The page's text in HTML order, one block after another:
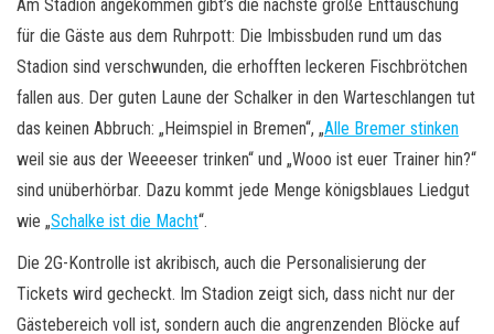
Am Stadion angekommen gibt’s die nächste große Enttäuschung
für die Gäste aus dem Ruhrpott: Die Imbissbuden rund um das
Stadion sind verschwunden, die erhofften leckeren Fischbrötchen
fallen aus. Der guten Laune der Schalker in den Warteschlangen tut
das keinen Abbruch: „Heimspiel in Bremen“, „Alle Bremer stinken
weil sie aus der Weeeeser trinken“ und „Wooo ist euer Trainer hin?“
sind unüberhörbar. Dazu kommt jede Menge königsblaues Liedgut
wie „Schalke ist die Macht“.
Die 2G-Kontrolle ist akribisch, auch die Personalisierung der
Tickets wird gecheckt. Im Stadion zeigt sich, dass nicht nur der
Gästebereich voll ist, sondern auch die angrenzenden Blöcke auf